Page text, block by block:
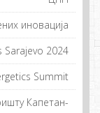
инoвaциja
Sarajevo 2024
Summit
Капетан-